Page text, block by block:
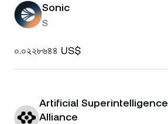
Sonic
S
০.০২২৮৬৪৪ US$
Artificial Superintelligence
Alliance